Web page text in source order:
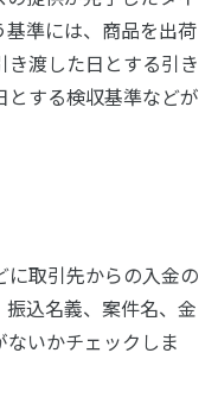
準には、商品を出荷
き渡した日とする引き
する検収基準などが
取引先からの入金の
込名義、案件名、金
いかチェックしま